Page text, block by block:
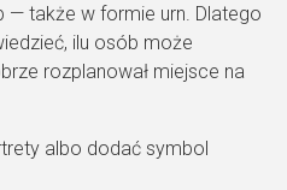
— także w formie urn. Dlatego
ilu osób może
rozplanował miejsce na
albo dodać symbol